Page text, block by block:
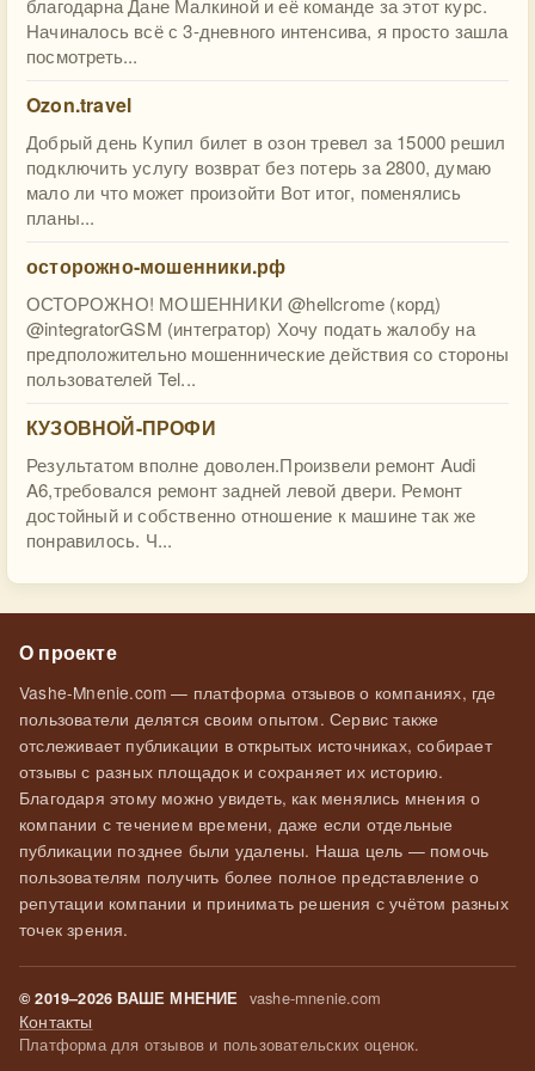
благодарна Дане Малкиной и её команде за этот курс.
Начиналось всё с 3-дневного интенсива, я просто зашла
посмотреть...
Ozon.travel
Добрый день Купил билет в озон тревел за 15000 решил
подключить услугу возврат без потерь за 2800, думаю
мало ли что может произойти Вот итог, поменялись
планы...
осторожно-мошенники.рф
ОСТОРОЖНО! МОШЕННИКИ @hellcrome (корд)
@integratorGSM (интегратор) Хочу подать жалобу на
предположительно мошеннические действия со стороны
пользователей Tel...
КУЗОВНОЙ-ПРОФИ
Результатом вполне доволен.Произвели ремонт Audi
A6,требовался ремонт задней левой двери. Ремонт
достойный и собственно отношение к машине так же
понравилось. Ч...
О проекте
Vashe-Mnenie.com — платформа отзывов о компаниях, где
пользователи делятся своим опытом. Сервис также
отслеживает публикации в открытых источниках, собирает
отзывы с разных площадок и сохраняет их историю.
Благодаря этому можно увидеть, как менялись мнения о
компании с течением времени, даже если отдельные
публикации позднее были удалены. Наша цель — помочь
пользователям получить более полное представление о
репутации компании и принимать решения с учётом разных
точек зрения.
© 2019–2026 ВАШЕ МНЕНИЕ vashe-mnenie.com
Контакты
Платформа для отзывов и пользовательских оценок.